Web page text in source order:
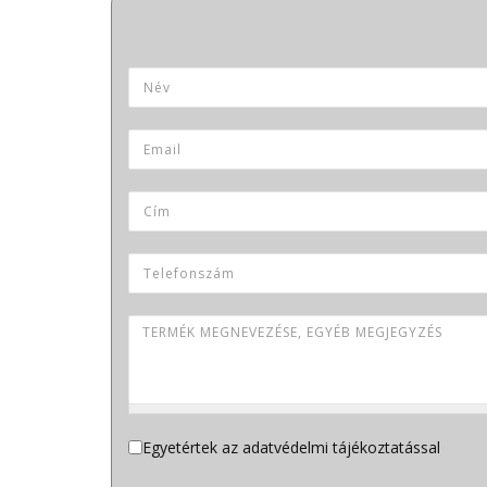
Név
Email *
Cím
Telefonszám
Termék megnevezése, egyéb megjegyzés
Adatvédelem*
Egyetértek az adatvédelmi tájékoztatással